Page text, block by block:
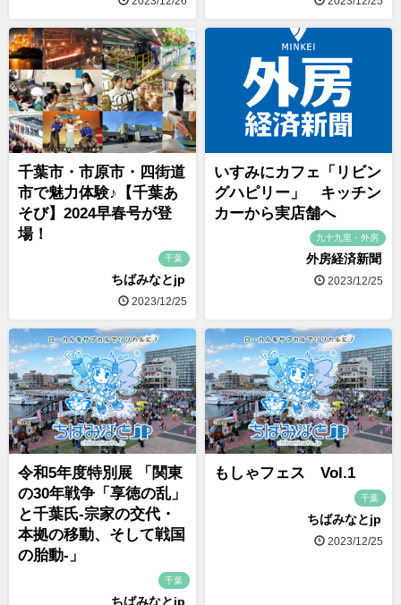
千葉市・市原市・四街道
市で魅力体験♪【千葉あ
そび】2024早春号が登
場！
千葉
ちばみなとjp
2023/12/25
いすみにカフェ「リビン
グハピリー」 キッチン
カーから実店舗へ
九十九里・外房
外房経済新聞
2023/12/25
令和5年度特別展 「関東
の30年戦争「享徳の乱」
と千葉氏-宗家の交代・
本拠の移動、そして戦国
の胎動-」
千葉
ちばみなとjp
もしゃフェス Vol.1
千葉
ちばみなとjp
2023/12/25